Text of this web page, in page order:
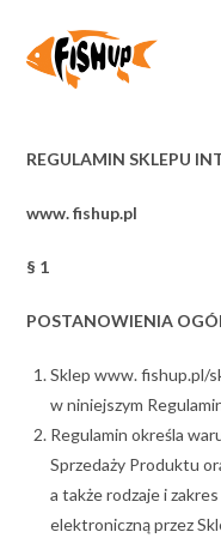
treści
REGULAMIN SKLEPU
www. fishup.pl
§ 1
POSTANOWIENIA
Sklep www. fishup.pl/
w niniejszym
Regulamin określa
Sprzedaży Produktu
a także rodzaje i
elektroniczną przez